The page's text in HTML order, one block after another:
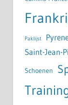
Paklijst
Saint-Jean-
Schoenen